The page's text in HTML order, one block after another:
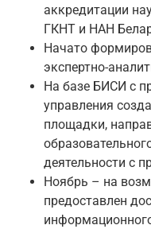
аккредитации
ГКНТ и НАН
Начато
экспертно-
На базе БИСИ с
управления
площадки,
деятельности с
Ноябрь – на
предоставлен